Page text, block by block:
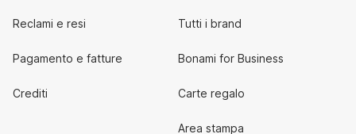
Reclami e resi
Pagamento e fatture
Crediti
Tutti i brand
Bonami for Business
Carte regalo
Area stampa